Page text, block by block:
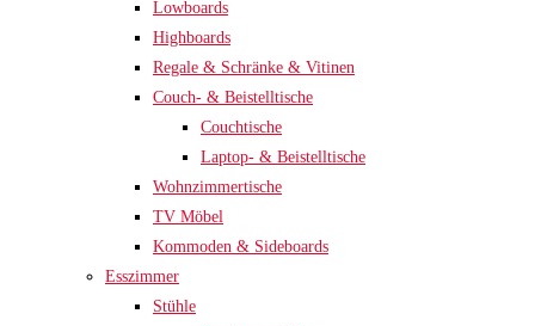
Lowboards
Highboards
Regale & Schränke & Vitinen
Couch- & Beistelltische
Couchtische
Laptop- & Beistelltische
Wohnzimmertische
TV Möbel
Kommoden & Sideboards
Esszimmer
Stühle